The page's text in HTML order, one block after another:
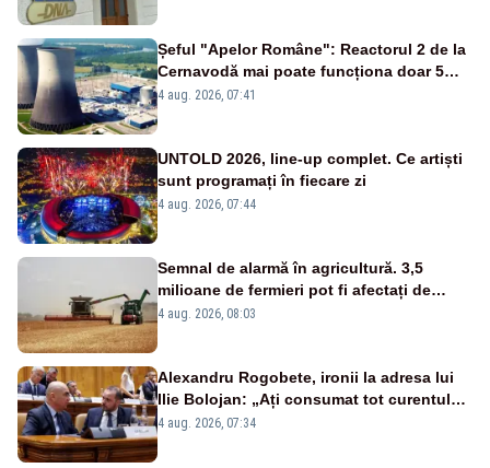
Șeful "Apelor Române": Reactorul 2 de la
Cernavodă mai poate funcționa doar 5
zile
4 aug. 2026, 07:41
UNTOLD 2026, line-up complet. Ce artiști
sunt programați în fiecare zi
4 aug. 2026, 07:44
Semnal de alarmă în agricultură. 3,5
milioane de fermieri pot fi afectați de
strategia pentru conservarea
4 aug. 2026, 08:03
Alexandru Rogobete, ironii la adresa lui
Ilie Bolojan: „Ați consumat tot curentul
urmărind șobolani imaginari”
4 aug. 2026, 07:34